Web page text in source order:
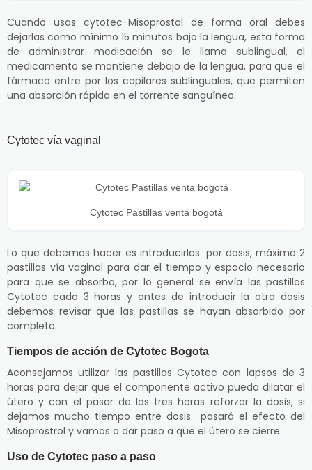
Cuando usas cytotec-Misoprostol de forma oral debes
dejarlas como mínimo 15 minutos bajo la lengua, esta forma
de administrar medicación se le llama sublingual, el
medicamento se mantiene debajo de la lengua, para que el
fármaco entre por los capilares sublinguales, que permiten
una absorción rápida en el torrente sanguíneo.
Cytotec vía vaginal
Cytotec Pastillas venta bogotá
Lo que debemos hacer es introducirlas por dosis, máximo 2
pastillas vía vaginal para dar el tiempo y espacio necesario
para que se absorba, por lo general se envía las pastillas
Cytotec cada 3 horas y antes de introducir la otra dosis
debemos revisar que las pastillas se hayan absorbido por
completo.
Tiempos de acción de Cytotec Bogota
Aconsejamos utilizar las pastillas Cytotec con lapsos de 3
horas para dejar que el componente activo pueda dilatar el
útero y con el pasar de las tres horas reforzar la dosis, si
dejamos mucho tiempo entre dosis pasará el efecto del
Misoprostrol y vamos a dar paso a que el útero se cierre.
Uso de Cytotec paso a paso